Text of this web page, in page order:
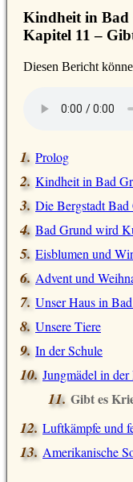
Kindheit in Bad
Kapitel 11 –
Diesen Bericht
Prolog
Kindheit in Bad
Die Bergstadt Bad
Bad Grund wird
Eisblumen und
Advent und
Unser Haus in
Unsere Tiere
In der Schule
Jungmädel in
Gibt es
Luftkämpfe und
Amerikanische